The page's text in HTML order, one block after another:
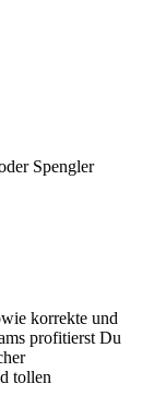
Spengler
korrekte und
profitierst Du
tollen